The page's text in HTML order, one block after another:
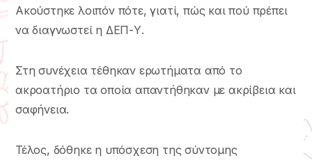
Ακούστηκε λοιπόν πότε, γιατί, πώς και πού πρέπει
να διαγνωστεί η ΔΕΠ-Υ.
Στη συνέχεια τέθηκαν ερωτήματα από το
ακροατήριο τα οποία απαντήθηκαν με ακρίβεια και
σαφήνεια.
Τέλος, δόθηκε η υπόσχεση της σύντομης